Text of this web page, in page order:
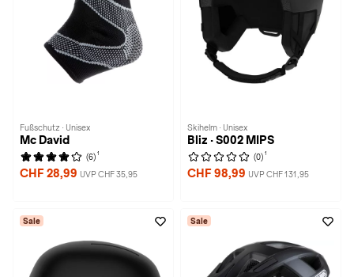
Fußschutz · Unisex
Mc David
(6) 1
CHF 28,99 UVP CHF 35,95
Skihelm · Unisex
Bliz · S002 MIPS
(0) 1
CHF 98,99 UVP CHF 131,95
Sale Sale